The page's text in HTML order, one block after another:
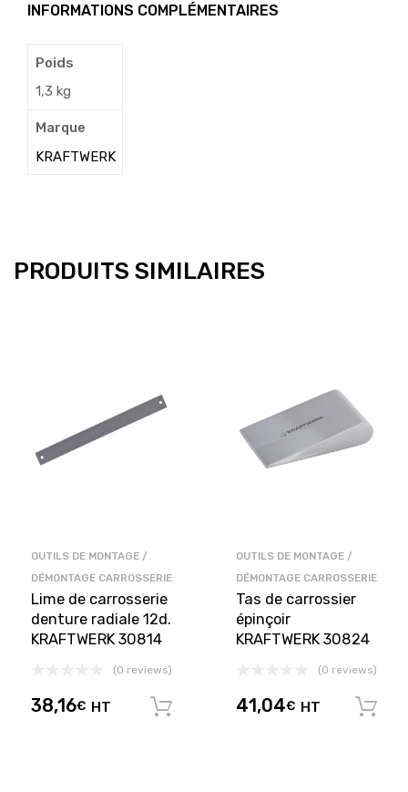
INFORMATIONS COMPLÉMENTAIRES
Poids
1,3 kg
Marque
KRAFTWERK
PRODUITS SIMILAIRES
OUTILS DE MONTAGE /
DÉMONTAGE CARROSSERIE
Lime de carrosserie
denture radiale 12d.
KRAFTWERK 30814
(0 reviews)
38,16€ HT Ajouter au panier
OUTILS DE MONTAGE /
DÉMONTAGE CARROSSERIE
Tas de carrossier
épinçoir
KRAFTWERK 30824
(0 reviews)
41,04€ HT